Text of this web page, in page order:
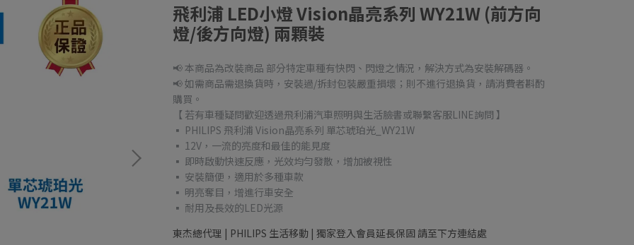
飛利浦 LED小燈 Vision晶亮系列 WY21W (前方向
燈/後方向燈) 兩顆裝
📢 本商品為改裝商品 部分特定車種有快閃、閃燈之情況，解決方式為安裝解碼器。
📢 如需商品需退換貨時，安裝過/拆封包裝嚴重損壞；則不進行退換貨，請消費者斟酌
購買。
【 若有車種疑問歡迎透過飛利浦汽車照明與生活臉書或聯繫客服LINE詢問 】
▪ PHILIPS 飛利浦 Vision晶亮系列 單芯琥珀光_WY21W
▪ 12V，一流的亮度和最佳的能見度
▪ 即時啟動快速反應，光效均勻發散，增加被視性
▪ 安裝簡便，適用於多種車款
▪ 明亮奪目，增進行車安全
▪ 耐用及長效的LED光源
東杰總代理 | PHILIPS 生活移動 | 獨家登入會員延長保固 請至下方連結處